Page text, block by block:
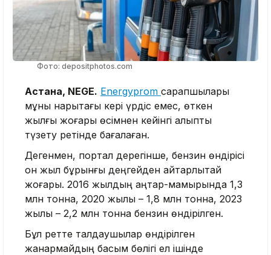
Фото: depositphotos.com
Астана, NEGE. Energyprom сарапшылары
мұны нарықтағы кері үрдіс емес, өткен
жылғы жоғары өсімнен кейінгі қалыпты
түзету ретінде бағалаған.
Дегенмен, портал дерегінше, бензин өндірісі
он жыл бұрынғы деңгейден айтарлықтай
жоғары. 2016 жылдың қаңтар-мамырында 1,3
млн тонна, 2020 жылы – 1,8 млн тонна, 2023
жылы – 2,2 млн тонна бензин өндірілген.
Бұл ретте талдаушылар өндірілген
жанармайдың басым бөлігі ел ішінде